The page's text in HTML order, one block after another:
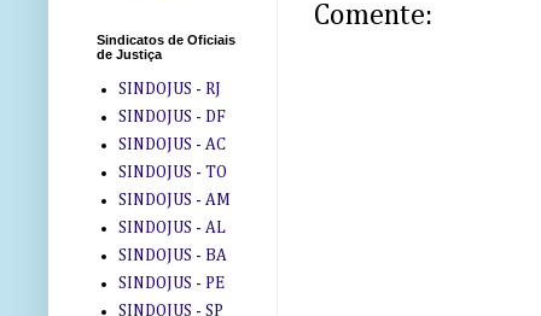
Comente:
Sindicatos de Oficiais
de Justiça
SINDOJUS - RJ
SINDOJUS - DF
SINDOJUS - AC
SINDOJUS - TO
SINDOJUS - AM
SINDOJUS - AL
SINDOJUS - BA
SINDOJUS - PE
SINDOJUS - SP